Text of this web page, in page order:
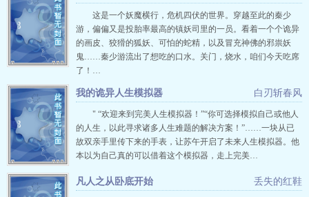
这是一个妖魔横行，危机四伏的世界。穿越至此的秦少
游，偏偏又是投胎率最高的镇妖司里的一员。看着一个个诡异
的画皮、狡猾的狐妖、可怕的蛇精，以及冒充神佛的邪祟妖
鬼……秦少游流出了想吃的口水。关门，烧水，咱们今天吃席
了！…
白刃斩春风
我的诡异人生模拟器
" “欢迎来到完美人生模拟器！”“你可选择模拟自己或他人
的人生，以此寻求诸多人生难题的解决方案！”……一块从已
故双亲手里传下来的手表，让苏午开启了未来人生模拟器。他
本以为自己真的可以借着这个模拟器，走上完美…
丢失的红鞋
凡人之从卧底开始